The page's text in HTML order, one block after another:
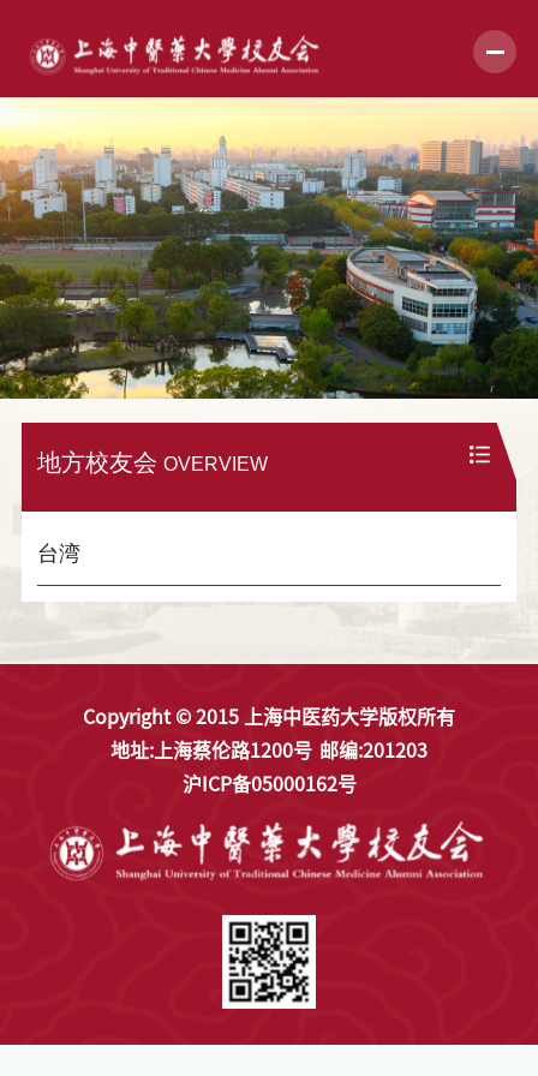
地方校友会
台湾
Copyright © 2015 上海中医药大学版权所有
地址:上海蔡伦路1200号 邮编:201203
沪ICP备05000162号